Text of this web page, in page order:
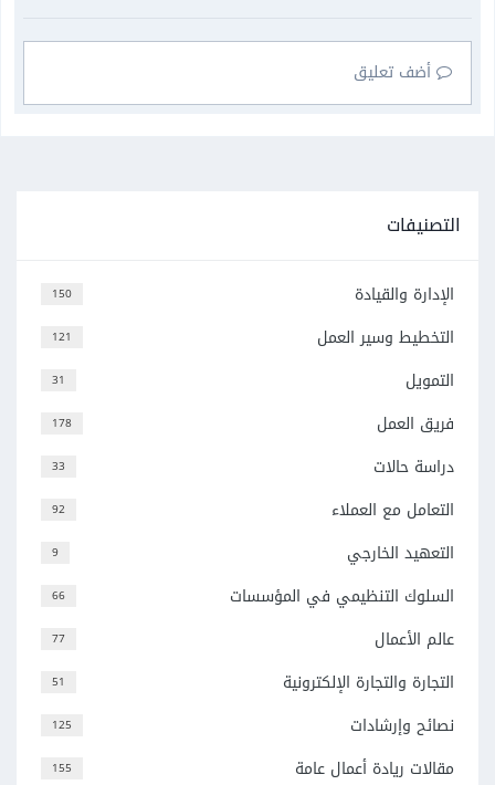
أضف تعليق
التصنيفات
150 الإدارة والقيادة
121 التخطيط وسير العمل
31 التمويل
178 فريق العمل
33 دراسة حالات
92 التعامل مع العملاء
9 التعهيد الخارجي
66 السلوك التنظيمي في المؤسسات
77 عالم الأعمال
51 التجارة والتجارة الإلكترونية
125 نصائح وإرشادات
155
مقالات ريادة أعمال عامة